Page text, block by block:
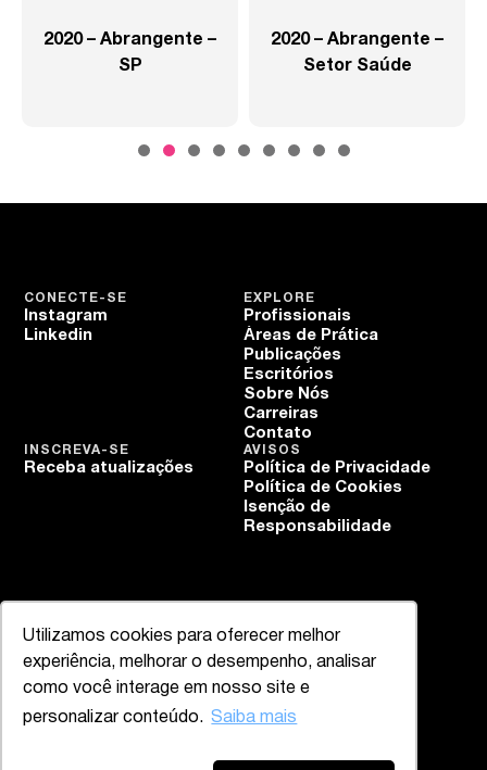
Utilizamos cookies para oferecer melhor
experiência, melhorar o desempenho, analisar
como você interage em nosso site e
personalizar conteúdo. Saiba mais
2020 – Abrangente –
SP
2020 – Abrangente –
Setor Saúde
EXPLORE
Profissionais
Áreas de Prática
Publicações
Escritórios
Sobre Nós
Carreiras
Contato
CONECTE-SE
Instagram
Linkedin
AVISOS
Política de Privacidade
Política de Cookies
Isenção de
Responsabilidade
INSCREVA-SE
Receba atualizações